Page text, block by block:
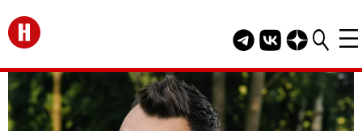
Перейти на главную
Telegram канал
Группа HELLO
Канал